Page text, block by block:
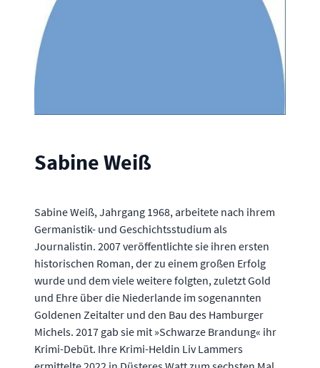
Sabine Weiß
Sabine Weiß, Jahrgang 1968, arbeitete nach ihrem
Germanistik- und Geschichtsstudium als
Journalistin. 2007 veröffentlichte sie ihren ersten
historischen Roman, der zu einem großen Erfolg
wurde und dem viele weitere folgten, zuletzt Gold
und Ehre über die Niederlande im sogenannten
Goldenen Zeitalter und den Bau des Hamburger
Michels. 2017 gab sie mit »Schwarze Brandung« ihr
Krimi-Debüt. Ihre Krimi-Heldin Liv Lammers